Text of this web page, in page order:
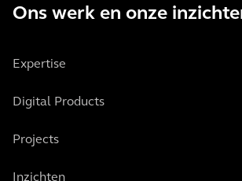
Ons werk en onze
Expertise
Digital Products
Projects
Inzichten